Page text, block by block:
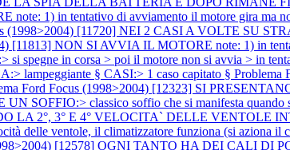
1) in tentativo di avviamento il motore gira ma
(1998>2004) [11720] NEI 2 CASI A VOLTE SU
[11813] NON SI AVVIA IL MOTORE note: 1) in
spegne in corsa > poi il motore non si avvia > in
lampeggiante § CASI:> 1 caso capitato § Problema
Ford Focus (1998>2004) [12323] SI
SOFFIO:> classico soffio che si manifesta
LA 2°, 3° E 4° VELOCITA` DELLE VENTOLE
delle ventole, il climatizzatore funziona (si aziona il
[12578] OGNI TANTO HA DEI CALI DI